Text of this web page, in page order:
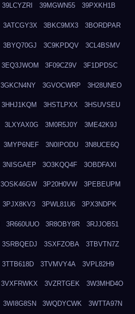
39LCYZRI 39MGWN55 39PXKH1B
3ATCGY3X 3BKC9MX3 3BORDPAR
3BYQ70GJ 3C9KPDQV 3CL4BSMV
3EQ3JWOM 3F09CZ9V 3F1DPDSC
3GKCN4NY 3GVOCWRP 3H28UNEO
3HHJ1KQM 3HSTLPXX 3HSUVSEU
3LXYAX0G 3M0R5J0Y 3ME42K9J
3MYP6NEF 3N0IPODU 3N8UCE6Q
3NISGAEP 3O3KQQ4F 3OBDFAXI
3OSK46GW 3P20H0VW 3PEBEUPM
3PJX8KV3 3PWL81U6 3PX3NDPK
3R660UUO 3R8OBY8R 3RJJOB51
3SRBQEDJ 3SXFZOBA 3TBVTN7Z
3TTB618D 3TVMVY4A 3VPL82H9
3VXFRWKX 3VZRTGEK 3W3MHD4O
3WI8G8SN 3WQDYCWK 3WTTA97N